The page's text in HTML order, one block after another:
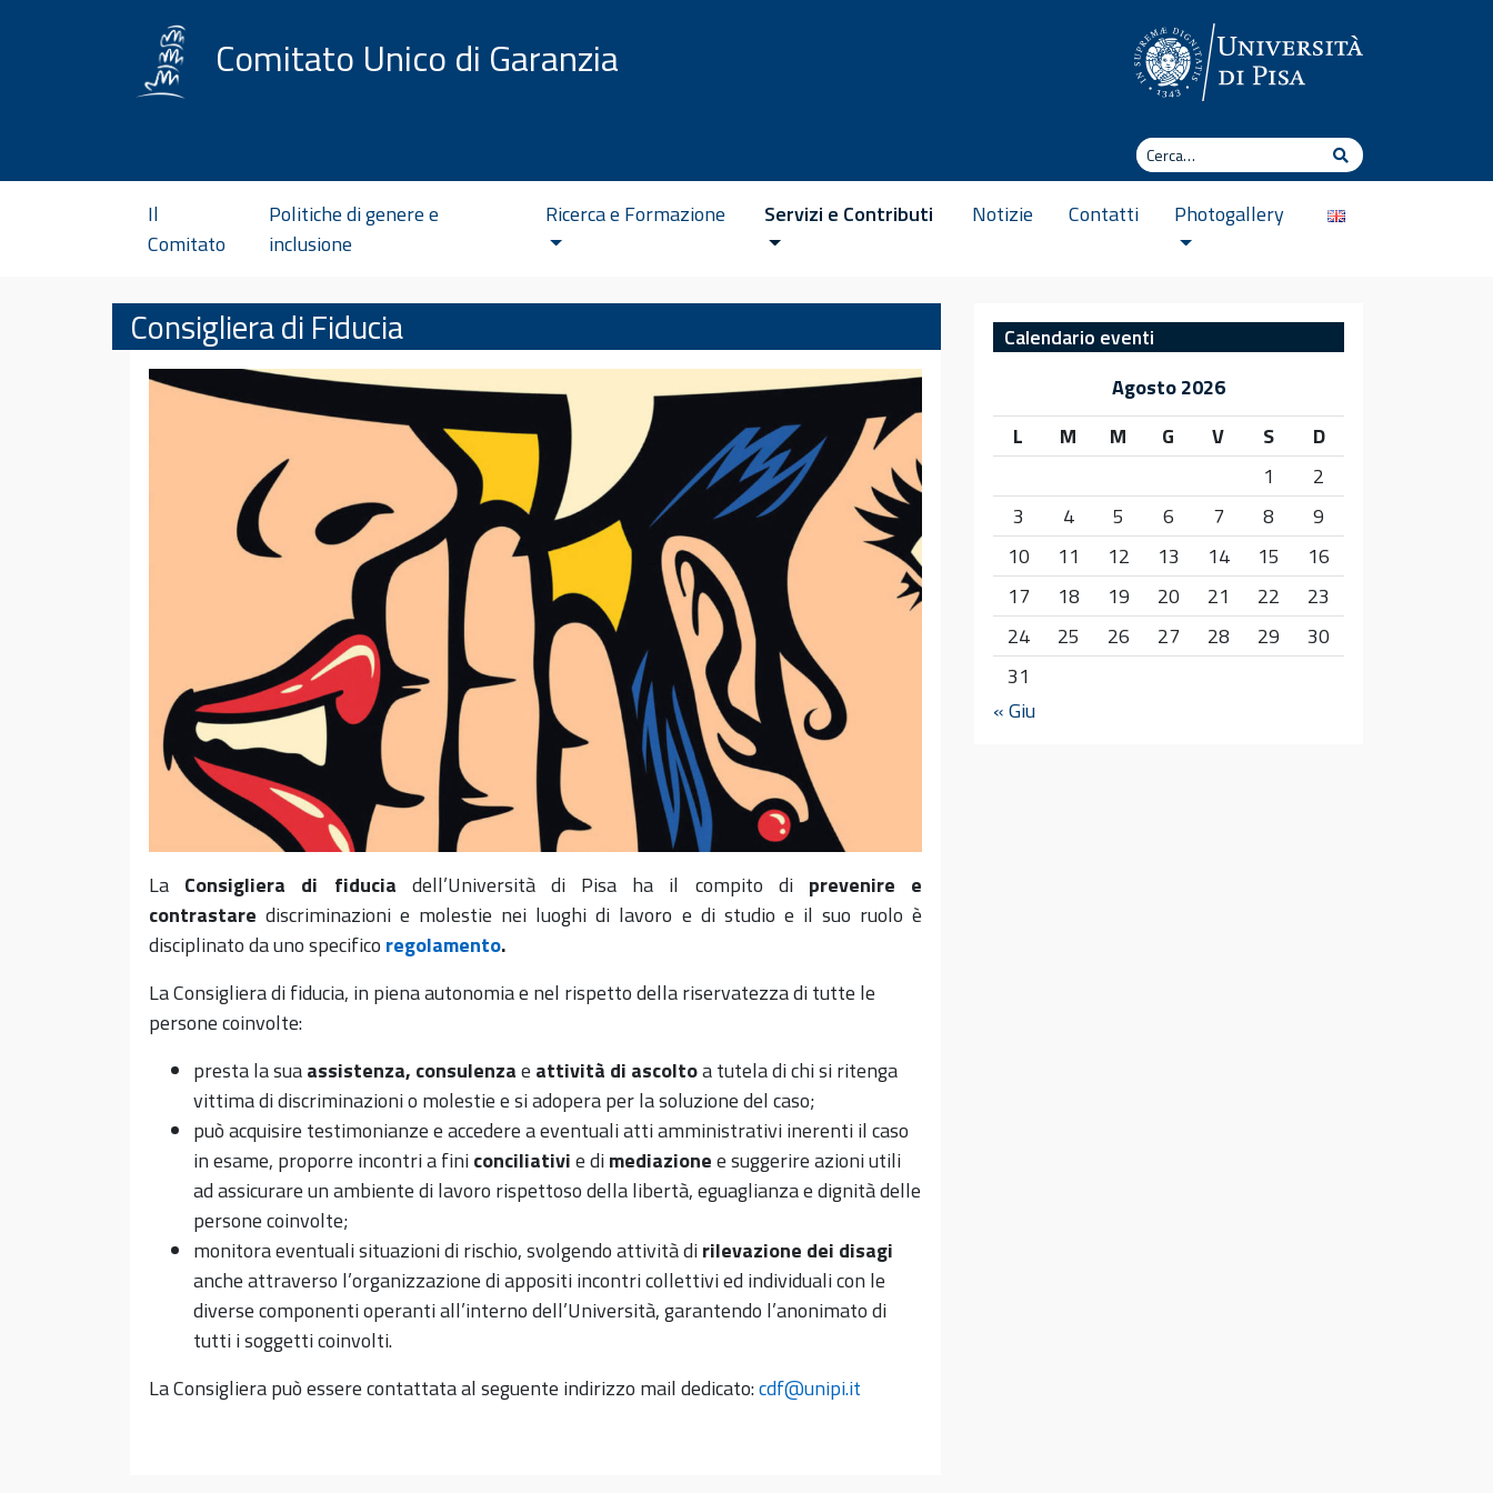
Comitato Unico di Garanzia
Cerca
Cerca
Il
Comitato
Politiche di genere e
inclusione
Ricerca e Formazione Servizi e Contributi Notizie Contatti Photogallery
Consigliera di Fiducia
La Consigliera di fiducia dell’Università di Pisa ha il compito di prevenire e
contrastare discriminazioni e molestie nei luoghi di lavoro e di studio e il suo ruolo è
disciplinato da uno specifico regolamento.
La Consigliera di fiducia, in piena autonomia e nel rispetto della riservatezza di tutte le
persone coinvolte:
presta la suaassistenza, consulenzae attività di ascoltoa tutela di chi si ritenga
vittima di discriminazioni o molestie e si adopera per la soluzione del caso;
può acquisire testimonianze e accedere a eventuali atti amministrativi inerenti il caso
in esame, proporre incontri a finiconciliativie dimediazionee suggerire azioni utili
ad assicurare un ambiente di lavoro rispettoso della libertà, eguaglianza e dignità delle
persone coinvolte;
monitora eventuali situazioni di rischio, svolgendo attività dirilevazione dei disagi
anche attraverso l’organizzazione di appositi incontri collettivi ed individuali con le
diverse componenti operanti all’interno dell’Università, garantendo l’anonimato di
tutti i soggetti coinvolti.
La Consigliera può essere contattata al seguente indirizzo mail dedicato:cdf@unipi.it
Calendario eventi
Agosto 2026
L
M M G V S
D
1
2
3
4 5 6 7 8
9
10
11 12 13 14 15
16
17
18 19 20 21 22
23
24
25 26 27 28 29
30
31
« Giu